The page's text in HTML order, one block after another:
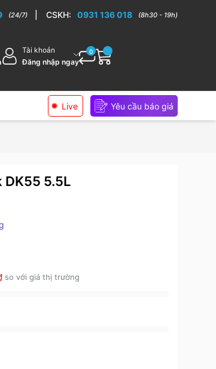
(24/7) CSKH: 0931 136 018 (8h30 - 19h)
Tài khoản
Đăng nhập ngay
0
Live Yêu cầu báo giá
DK55 5.5L
so với giá thị trường